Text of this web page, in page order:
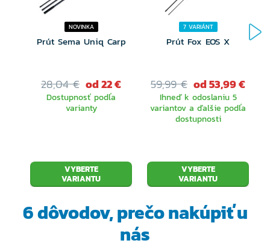
NOVINKA
Prút Sema Uniq Carp
28,04 € od 22 €
Dostupnosť podľa
varianty
VYBERTE
VARIANTU
7 VARIÁNT
Prút Fox EOS X
59,99 € od 53,99 €
Ihneď k odoslaniu 5
variantov a ďalšie podľa
dostupnosti
VYBERTE
VARIANTU
6 dôvodov, prečonakúpiť u
nás